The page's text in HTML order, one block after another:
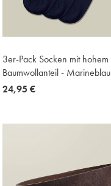
3er-Pack Socken mit hohem
Baumwollanteil - Marineblau
now
24,95 €